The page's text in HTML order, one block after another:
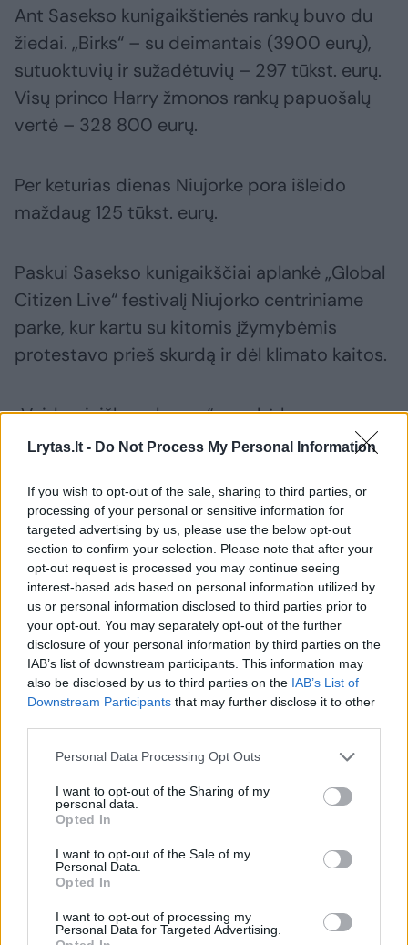
Lrytas.lt - Do Not Process My Personal Information
If you wish to opt-out of the sale, sharing to third parties, or
processing of your personal or sensitive information for
targeted advertising by us, please use the below opt-out
section to confirm your selection. Please note that after your
opt-out request is processed you may continue seeing
interest-based ads based on personal information utilized by
us or personal information disclosed to third parties prior to
your opt-out. You may separately opt-out of the further
disclosure of your personal information by third parties on the
IAB’s list of downstream participants. This information may
also be disclosed by us to third parties on the IAB’s List of
Downstream Participants that may further disclose it to other
Personal Data Processing Opt Outs
I want to opt-out of the Sharing of my
personal data.
Opted In
I want to opt-out of the Sale of my
Personal Data.
Opted In
I want to opt-out of processing my
Personal Data for Targeted Advertising.
Ant Sasekso kunigaikštienės rankų buvo du
žiedai. „Birks“ – su deimantais (3900 eurų),
sutuoktuvių ir sužadėtuvių – 297 tūkst. eurų.
Visų princo Harry žmonos rankų papuošalų
vertė – 328 800 eurų.
Per keturias dienas Niujorke pora išleido
maždaug 125 tūkst. eurų.
Paskui Sasekso kunigaikščiai aplankė „Global
Citizen Live“ festivalį Niujorko centriniame
parke, kur kartu su kitomis įžymybėmis
protestavo prieš skurdą ir dėl klimato kaitos.
„Veidmainiškas elgesys“, – sakė buvęs
Didžiosios Britanijos vidaus reikalų ministras
žurnalui „Newsweek“.
Kitokie tapo ir princo Harry prioritetai.
Praėjus keturioms dienoms po savo senelio
princo Philipo (1921–2021) laidotuvių jis
nenorėjo asmeniškai pasveikinti savo senelės
Didžiosios Britanijos karalienės Elizabeth II,
šventusios 95-ąjį gimtadienį.
Anūkas išskubėjo į Los Andželą į susitikimą su
amerikiečių milijardiere Wallis Annenberg (82
labdaros fondą „Archewell“.
Po sandorių su „Netflix“, „Spotify“, „Google“ ir